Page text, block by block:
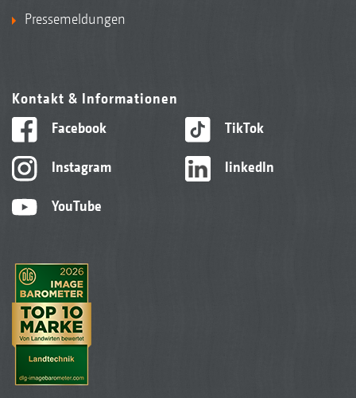
Pressemeldungen
Kontakt & Informationen
Facebook
Instagram
YouTube
TikTok
linkedIn